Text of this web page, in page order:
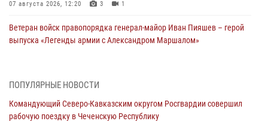
07 августа 2026, 12:20 3 1
Ветеран войск правопорядка генерал-майор Иван Пияшев – герой
выпуска «Легенды армии с Александром Маршалом»
Представители ФСБ России по Уральскому округу Росгвардии и
Кузнецова
ПОПУЛЯРНЫЕ НОВОСТИ
Командующий Северо-Кавказским округом Росгвардии совершил
рабочую поездку в Чеченскую Республику